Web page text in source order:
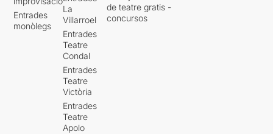
Entrades
monòlegs
La
Villarroel
Entrades
Teatre
Condal
Entrades
Teatre
Victòria
Entrades
Teatre
Apolo
de teatre gratis -
concursos